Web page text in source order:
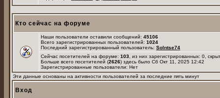
Кто сейчас на форуме
Наши пользователи оставили сообщений: 45106
Всего зарегистрированных пользователей: 1024
Последний зарегистрированный пользователь: Solntse74
Сейчас посетителей на форуме: 103 , из них зарегистрированных: 0,
Больше всего посетителей (2626) здесь было Сб Окт 11, 2025 12:42
Зарегистрированные пользователи: Нет
Эти данные основаны на активности пользователей за последние пять минут
Вход